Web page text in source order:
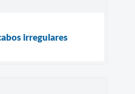
irregulares